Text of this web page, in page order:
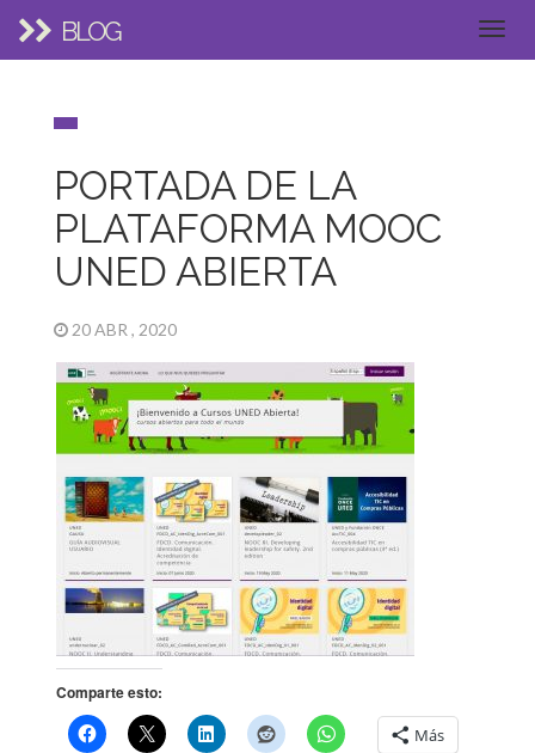
BLOG
PORTADA DE LA
PLATAFORMA MOOC
UNED ABIERTA
20 ABR , 2020
Comparte esto:
Más